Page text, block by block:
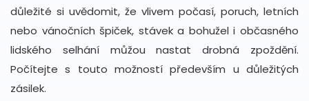
důležité si uvědomit, že vlivem počasí, poruch, letních
nebo vánočních špiček, stávek a bohužel i občasného
lidského selhání můžou nastat drobná zpoždění.
Počítejte s touto možností především u důležitých
zásilek.